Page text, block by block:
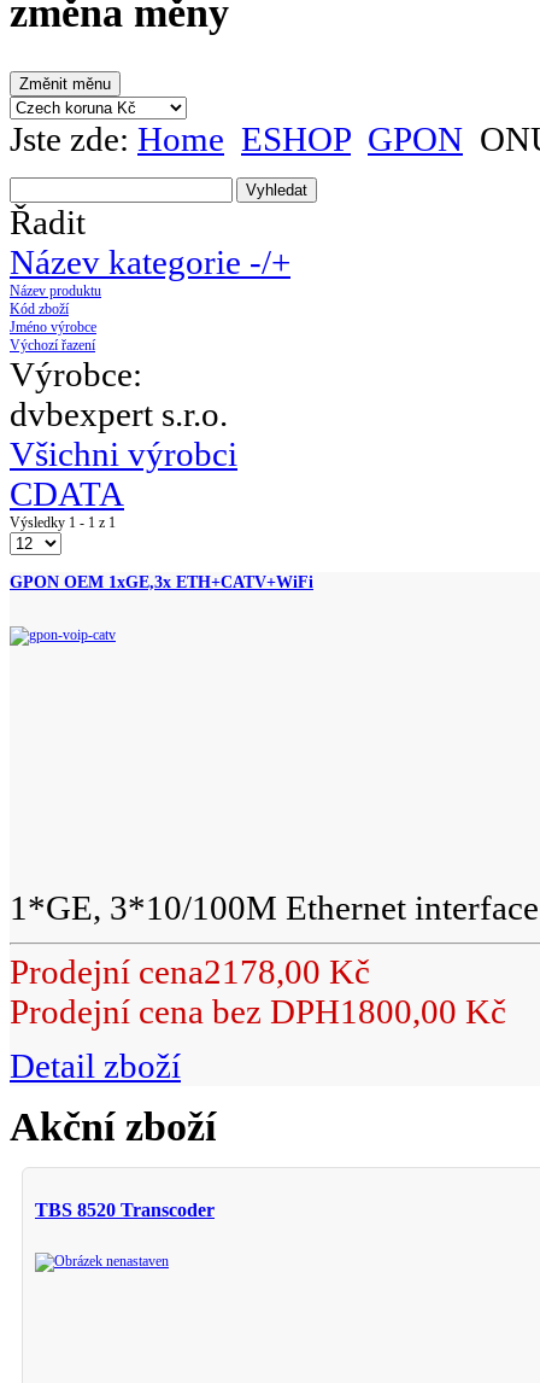
změna měny
Jste zde: Home ESHOP GPON
Řadit
Název kategorie -/+
Název produktu
Kód zboží
Jméno výrobce
Výchozí řazení
Výrobce:
dvbexpert s.r.o.
Všichni výrobci
CDATA
Výsledky 1 - 1 z 1
GPON OEM 1xGE,3x ETH+CATV+WiFi
1*GE, 3*10/100M Ethernet
Prodejní cena2178,00 Kč
Prodejní cena bez DPH1800,00 Kč
Detail zboží
Akční zboží
TBS 8520 Transcoder